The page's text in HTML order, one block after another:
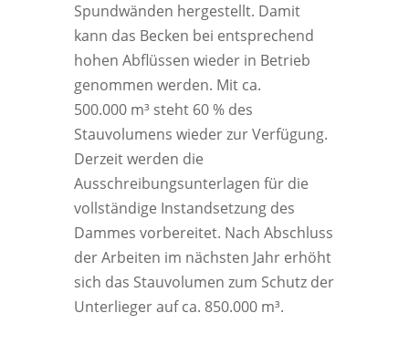
Spundwänden hergestellt. Damit
kann das Becken bei entsprechend
hohen Abflüssen wieder in Betrieb
genommen werden. Mit ca.
500.000 m³ steht 60 % des
Stauvolumens wieder zur Verfügung.
Derzeit werden die
Ausschreibungsunterlagen für die
vollständige Instandsetzung des
Dammes vorbereitet. Nach Abschluss
der Arbeiten im nächsten Jahr erhöht
sich das Stauvolumen zum Schutz der
Unterlieger auf ca. 850.000 m³.